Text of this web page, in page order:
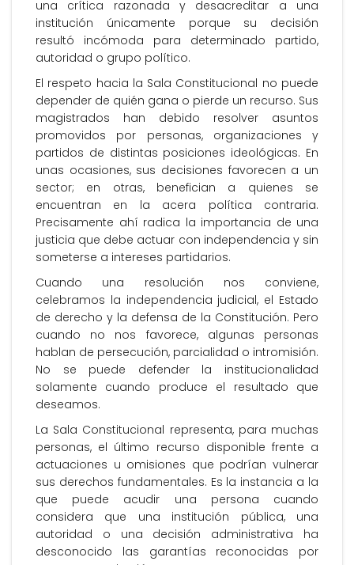
una crítica razonada y desacreditar a una
institución únicamente porque su decisión
resultó incómoda para determinado partido,
autoridad o grupo político.
El respeto hacia la Sala Constitucional no puede
depender de quién gana o pierde un recurso. Sus
magistrados han debido resolver asuntos
promovidos por personas, organizaciones y
partidos de distintas posiciones ideológicas. En
unas ocasiones, sus decisiones favorecen a un
sector; en otras, benefician a quienes se
encuentran en la acera política contraria.
Precisamente ahí radica la importancia de una
justicia que debe actuar con independencia y sin
someterse a intereses partidarios.
Cuando una resolución nos conviene,
celebramos la independencia judicial, el Estado
de derecho y la defensa de la Constitución. Pero
cuando no nos favorece, algunas personas
hablan de persecución, parcialidad o intromisión.
No se puede defender la institucionalidad
solamente cuando produce el resultado que
deseamos.
La Sala Constitucional representa, para muchas
personas, el último recurso disponible frente a
actuaciones u omisiones que podrían vulnerar
sus derechos fundamentales. Es la instancia a la
que puede acudir una persona cuando
considera que una institución pública, una
autoridad o una decisión administrativa ha
desconocido las garantías reconocidas por